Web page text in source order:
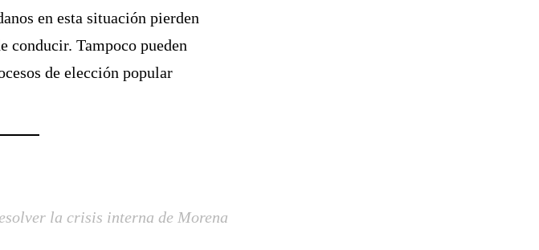
en esta situación pierden
conducir. Tampoco pueden
de elección popular
la crisis interna de Morena